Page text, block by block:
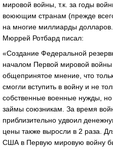
мировой войны, т.к. за годы
воюющим странам (прежде
на многие миллиарды
Мюррей Ротбард писал:
«Создание Федеральной
началом Первой мировой
общепринятое мнение, что
смогли вступить в войну и не
собственные военные нужды,
займы союзникам. За время
приблизительно удвоил
цены также выросли в 2 раза.
США в Первую мировую войну